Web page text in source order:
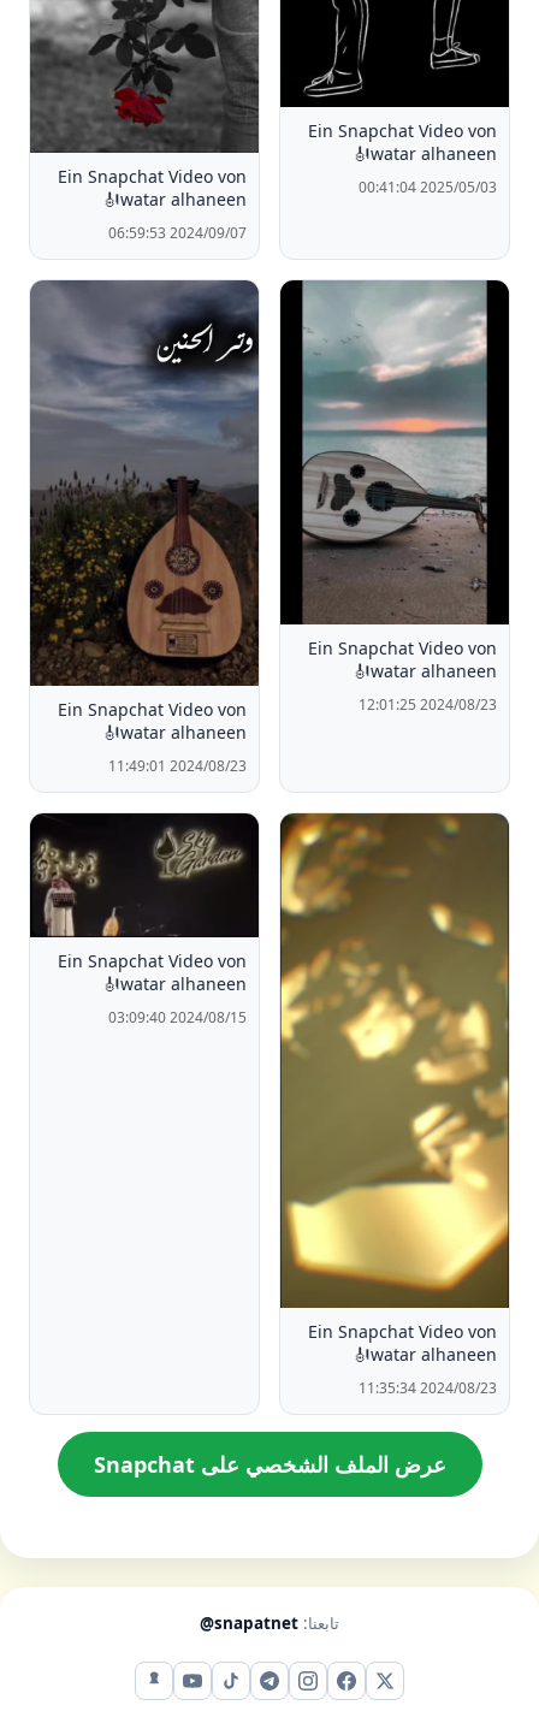
Ein Snapchat Video von
watar alhaneen🎻
2025/05/03 00:41:04
Ein Snapchat Video von
watar alhaneen🎻
2024/09/07 06:59:53
Ein Snapchat Video von
watar alhaneen🎻
2024/08/23 12:01:25
Ein Snapchat Video von
watar alhaneen🎻
2024/08/23 11:49:01
Ein Snapchat Video von
watar alhaneen🎻
2024/08/23 11:35:34
Ein Snapchat Video von
watar alhaneen🎻
2024/08/15 03:09:40
عرض الملف الشخصي على Snapchat
تابعنا: @snapatnet
X (تويتر) فيس بوكإنستقرامتيليجرامتيك توكيوتيوبسناب شات